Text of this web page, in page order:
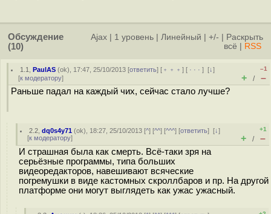
Обсуждение
(10)
Ajax 1 уровень Линейный +/-
Раскрыть
всё
RSS
1.1 ,PaulAS (ok), 17:47, 25/10/2013 [ответить] [ ﹢﹢﹢] [ · · ·][↓]
[к модератору]
–1
+ / –
Раньше падал на каждый чих, сейчас стало лучше?
2.2 ,dq0s4y71 (ok), 18:27, 25/10/2013 [^] [^^] [^^^] [ответить][↓]
[к модератору]
+1
+ / –
И страшная была как смерть. Всё-таки зря на
серьёзные программы, типа больших
видеоредакторов, навешивают всяческие
погремушки в виде кастомных скроллбаров и пр. На другой
платформе они могут выглядеть как ужас ужасный.